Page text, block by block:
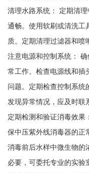
清理水路系统： 定期清
通畅。使用软刷或清洗工
质。定期清理过滤器和
注意电源和控制系统：
常工作。检查电源线和插
问题。定期检查控制系统
发现异常情况，应及时联
定期检测和验证消毒效果
保中压紫外线消毒器的正
消毒前后水样中微生物的
必要，可委托专业的实验